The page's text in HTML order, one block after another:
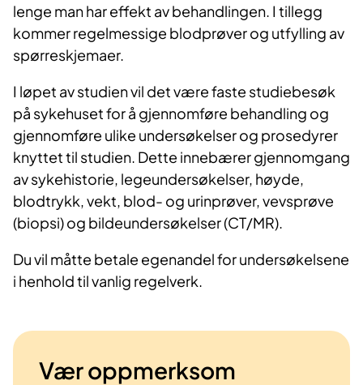
lenge man har effekt av behandlingen. I tillegg
kommer regelmessige blodprøver og utfylling av
spørreskjemaer.
I løpet av studien vil det være faste studiebesøk
på sykehuset for å gjennomføre behandling og
gjennomføre ulike undersøkelser og prosedyrer
knyttet til studien. Dette innebærer gjennomgang
av sykehistorie, legeundersøkelser, høyde,
blodtrykk, vekt, blod- og urinprøver, vevsprøve
(biopsi) og bildeundersøkelser (CT/MR).
Du vil måtte betale egenandel for undersøkelsene
i henhold til vanlig regelverk.
Vær oppmerksom